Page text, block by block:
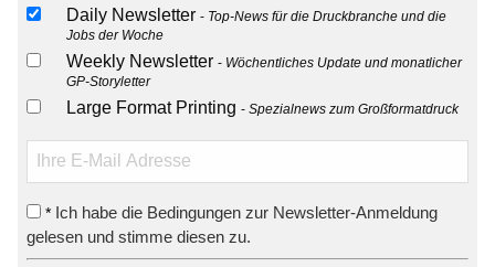
Daily Newsletter
Top-News für die Druckbranche und die
Jobs der Woche
Weekly Newsletter
Wöchentliches Update und monatlicher
GP-Storyletter
Large Format Printing Spezialnews zum Großformatdruck
* Ich habe die Bedingungen zur Newsletter-Anmeldung
gelesen und stimme diesen zu.